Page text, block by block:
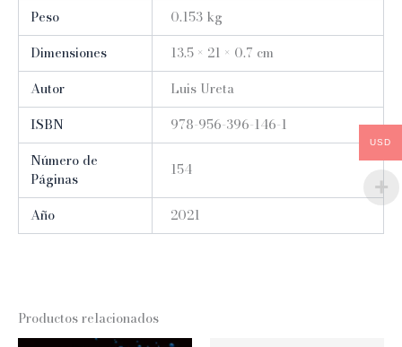
Peso
0.153 kg
Dimensiones
13.5 × 21 × 0.7 cm
Autor
Luis Ureta
ISBN
978-956-396-146-1
Número de
Páginas
154
Año 2021
Productos relacionados
USD